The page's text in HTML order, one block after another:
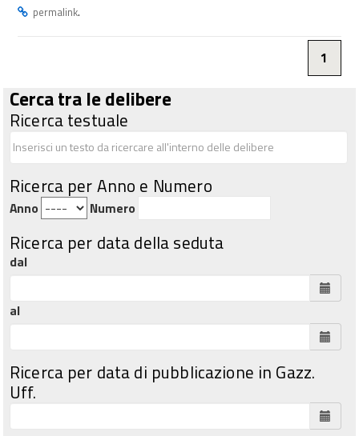
permalink.
1
Cerca tra le delibere
Ricerca testuale
Ricerca per Anno e Numero
Anno Numero
Ricerca per data della seduta
dal
al
Ricerca per data di pubblicazione in Gazz.
Uff.